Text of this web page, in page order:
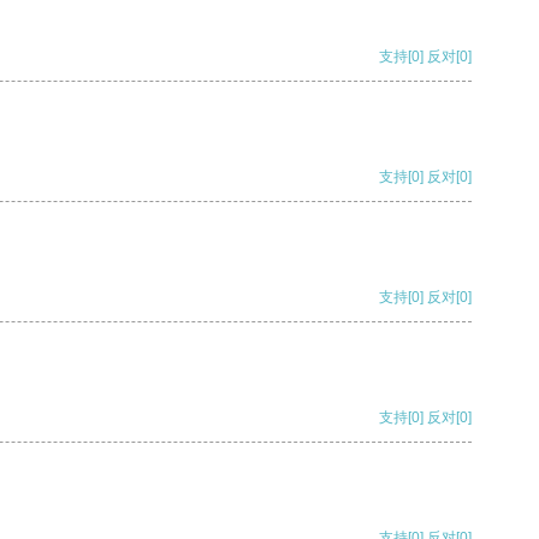
支持[0] 反对[0]
支持[0] 反对[0]
支持[0] 反对[0]
支持[0] 反对[0]